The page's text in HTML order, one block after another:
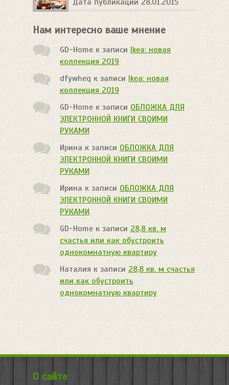
Дата публикации 28.01.2015
Нам интересно ваше мнение
GD-Homeк записи Ikea: новая
коллекция 2019
dfywheq к записиIkea: новая
коллекция 2019
GD-Homeк записиОБЛОЖКА ДЛЯ
ЭЛЕКТРОННОЙ КНИГИ СВОИМИ
РУКАМИ
Иринак записиОБЛОЖКА ДЛЯ
ЭЛЕКТРОННОЙ КНИГИ СВОИМИ
РУКАМИ
Ирина к записи ОБЛОЖКА ДЛЯ
ЭЛЕКТРОННОЙ КНИГИ СВОИМИ
РУКАМИ
GD-Homeк записи28,8 кв. м
счастья или как обустроить
однокомнатную квартиру
Наталия к записи28,8 кв. м счастья
или как обустроить
однокомнатную квартиру
О сайте